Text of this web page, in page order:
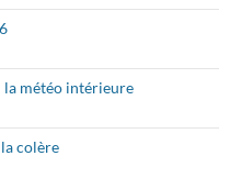
météo intérieure
colère